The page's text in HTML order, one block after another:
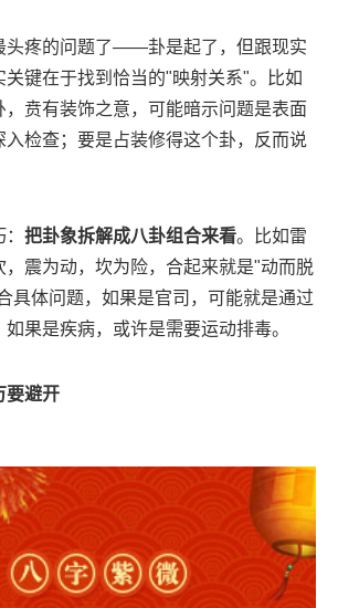
头疼的问题了——卦是起了，但跟现实
关键在于找到恰当的"映射关系"。比如
，贲有装饰之意，可能暗示问题是表面
入检查；要是占装修得这个卦，反而说
把卦象拆解成八卦组合来看。比如雷
，震为动，坎为险，合起来就是"动而脱
具体问题，如果是官司，可能就是通过
果是疾病，或许是需要运动排毒。
要避开